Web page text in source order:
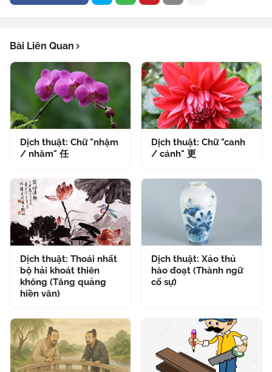
Bài Liên Quan
Dịch thuật: Chữ "nhậm
/ nhâm" 任
Dịch thuật: Chữ "canh
/ cánh" 更
Dịch thuật: Thoái nhất
bộ hải khoát thiên
không (Tăng quảng
hiền văn)
Dịch thuật: Xảo thủ
hào đoạt (Thành ngữ
cố sự)